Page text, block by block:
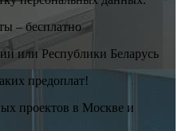
– бесплатно
или Республики Беларусь
предоплат!
проектов в Москве и